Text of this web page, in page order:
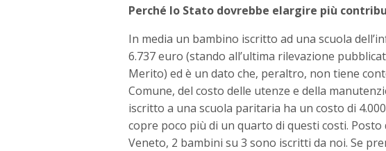
Perché lo Stato dovrebbe elargire più
In media un bambino iscritto ad una scuola
6.737 euro (stando all’ultima rilevazione
Merito) ed è un dato che, peraltro, non tiene
Comune, del costo delle utenze e della
iscritto a una scuola paritaria ha un costo di
copre poco più di un quarto di questi costi.
Veneto, 2 bambini su 3 sono iscritti da noi. Se